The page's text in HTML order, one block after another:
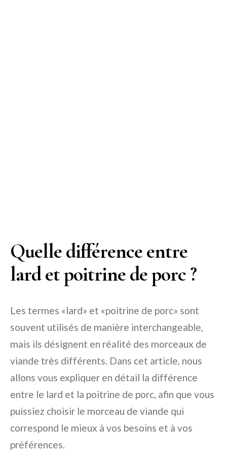
Quelle différence entre
lard et poitrine de porc ?
Les termes «lard» et «poitrine de porc» sont
souvent utilisés de manière interchangeable,
mais ils désignent en réalité des morceaux de
viande très différents. Dans cet article, nous
allons vous expliquer en détail la différence
entre le lard et la poitrine de porc, afin que vous
puissiez choisir le morceau de viande qui
correspond le mieux à vos besoins et à vos
préférences.